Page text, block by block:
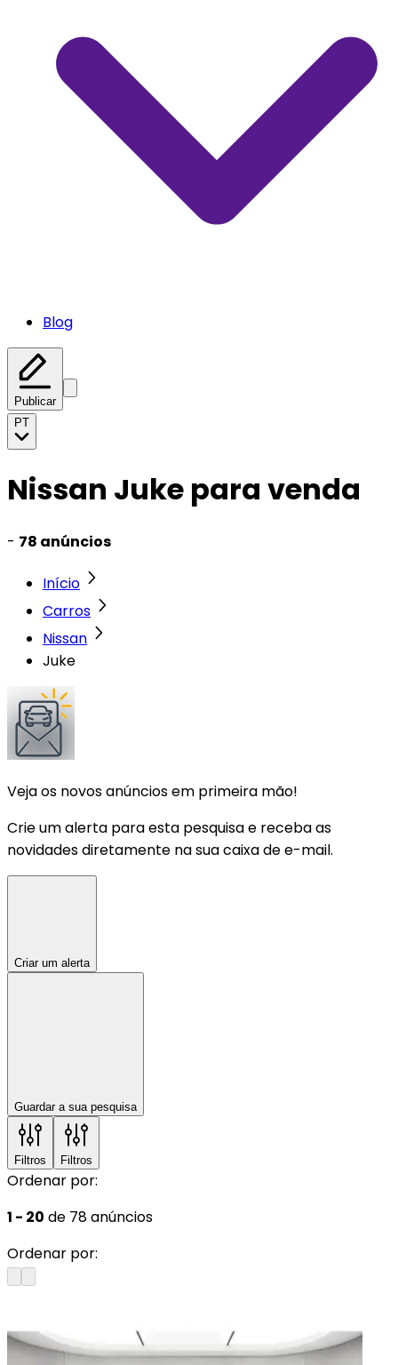
Blog
Publicar
PT
Nissan Juke para venda
- 78 anúncios
Início
Carros
Nissan
Juke
Veja os novos anúncios em primeira mão!
Crie um alerta para esta pesquisa e receba as
novidades diretamente na sua caixa de e-mail.
Criar um alerta
Guardar a sua pesquisa
Filtros Filtros
Ordenar por:
1 - 20 de 78 anúncios
Ordenar por: